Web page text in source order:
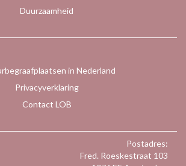
Duurzaamheid
in Nederland
Privacyverklaring
Contact LOB
Postadres:
Fred. Roeskestraat 103